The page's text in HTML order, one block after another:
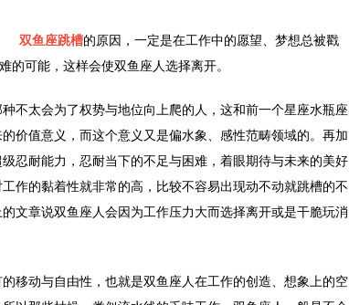
双鱼座跳槽的原因，一定是在工作中的愿望、梦想总被戳
的可能，这样会使双鱼座人选择离开。
不太会为了权势与地位向上爬的人，这和前一个星座水瓶座
价值意义，而这个意义又是偏水象、感性范畴领域的。再加
忍耐能力，忍耐当下的不足与困难，着眼期待与未来的美好
作的黏着性就非常的高，比较不容易出现动不动就跳槽的不
文章说双鱼座人会因为工作压力大而选择离开或是干脆玩消
移动与自由性，也就是双鱼座人在工作的创造、想象上的空